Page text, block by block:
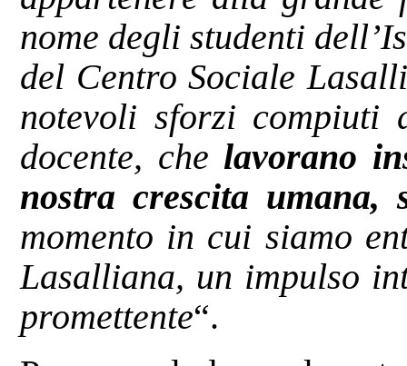
nome degli studenti
del Centro Sociale
notevoli sforzi
docente, che lavorano
nostra crescita umana,
momento in cui siamo
Lasalliana, un impulso
promettente“.